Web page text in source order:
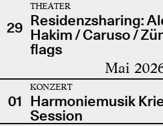
29
THEATER
Residenzsharing:
Hakim / Caruso /
flags
Mai
01
KONZERT
Harmoniemusik
Session